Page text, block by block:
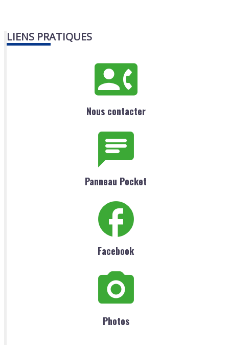
LIENS PRATIQUES
Nous contacter
Panneau Pocket
Facebook
Photos